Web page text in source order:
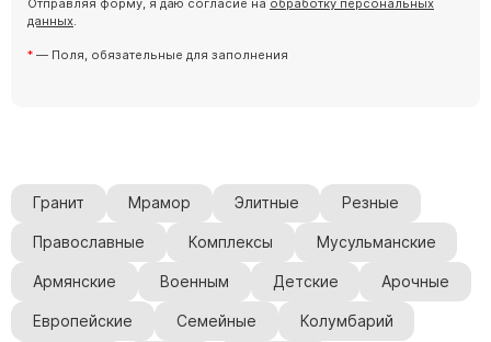
Барельефы
Скорбящие
данных
— Поля, обязательные для заполнения
Гранит Мрамор Элитные Резные
Православные Комплексы Мусульманские
Армянские Военным Детские Арочные
Европейские Семейные Колумбарий